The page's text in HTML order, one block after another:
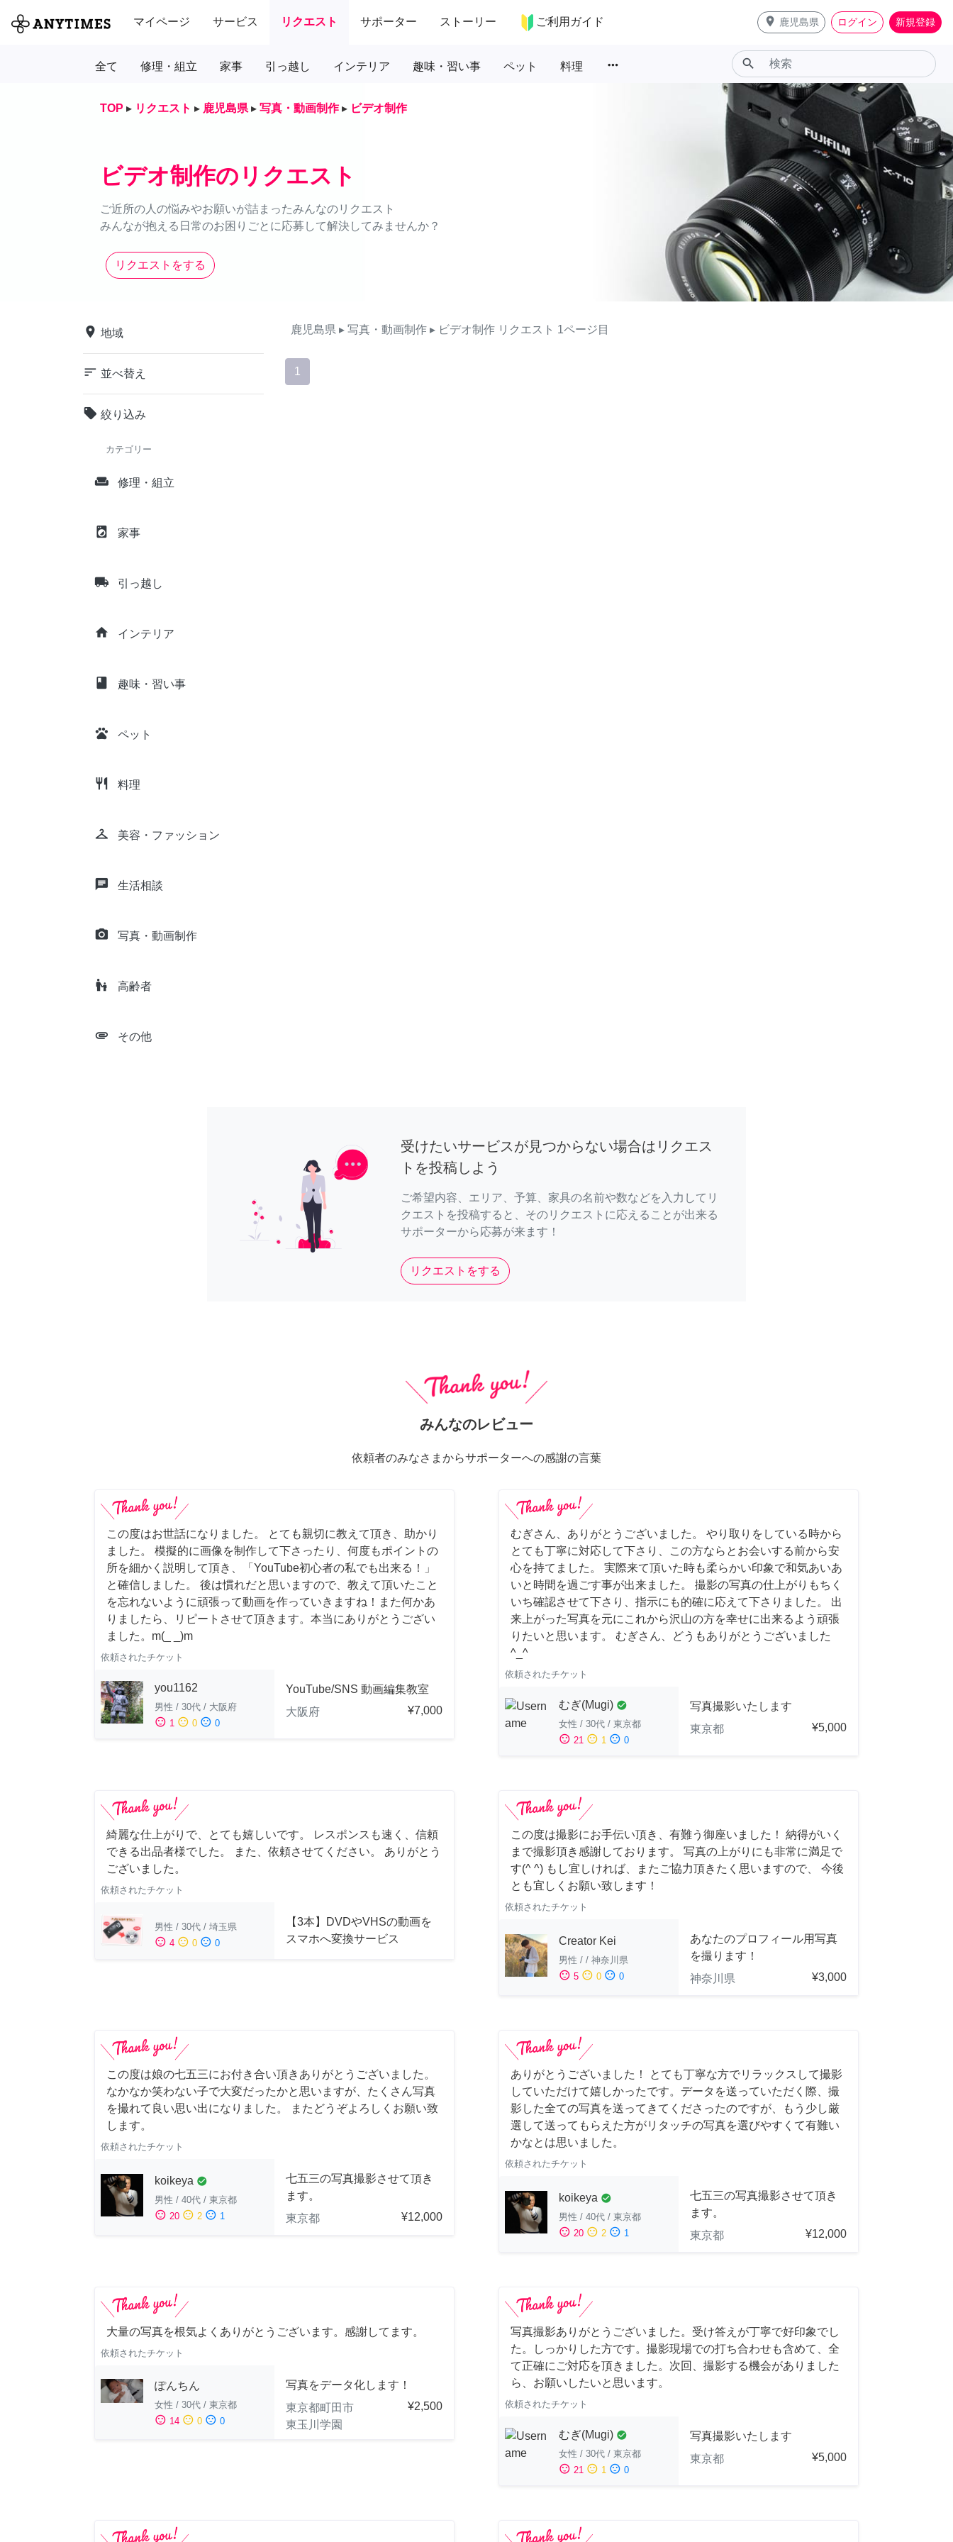
マイページ サービス リクエスト サポーター ストーリー ご利用ガイド place 鹿児島県 ログイン 新規登録
全て 修理・組立 家事 引っ越し インテリア 趣味・習い事 ペット 料理 more_horiz search
TOP ▸ リクエスト ▸ 鹿児島県 ▸ 写真・動画制作 ▸ ビデオ制作
ビデオ制作のリクエスト
ご近所の人の悩みやお願いが詰まったみんなのリクエスト
みんなが抱える日常のお困りごとに応募して解決してみませんか？
リクエストをする
place 地域
sort 並べ替え
local_offer 絞り込み
カテゴリー
weekend 修理・組立
local_laundry_service 家事
local_shipping 引っ越し
home インテリア
class 趣味・習い事
pets ペット
restaurant 料理
checkroom 美容・ファッション
chat 生活相談
camera_alt 写真・動画制作
escalator_warning 高齢者
attachment その他
鹿児島県 ▸ 写真・動画制作 ▸ ビデオ制作 リクエスト 1ページ目
1
受けたいサービスが見つからない場合はリクエス
トを投稿しよう
ご希望内容、エリア、予算、家具の名前や数などを入力してリ
クエストを投稿すると、そのリクエストに応えることが出来る
サポーターから応募が来ます！
リクエストをする
みんなのレビュー
依頼者のみなさまからサポーターへの感謝の言葉
この度はお世話になりました。 とても親切に教えて頂き、助かり
ました。 模擬的に画像を制作して下さったり、何度もポイントの
所を細かく説明して頂き、「YouTube初心者の私でも出来る！」
と確信しました。 後は慣れだと思いますので、教えて頂いたこと
を忘れないように頑張って動画を作っていきますね！また何かあ
りましたら、リピートさせて頂きます。本当にありがとうござい
ました。m(_ _)m
依頼されたチケット
you1162
男性 / 30代 / 大阪府
sentiment_satisfied 1 sentiment_neutral 0 sentiment_dissatisfied 0
YouTube/SNS 動画編集教室
大阪府
¥7,000
むぎさん、ありがとうございました。 やり取りをしている時から
とても丁寧に対応して下さり、この方ならとお会いする前から安
心を持てました。 実際来て頂いた時も柔らかい印象で和気あいあ
いと時間を過ごす事が出来ました。 撮影の写真の仕上がりもちく
いち確認させて下さり、指示にも的確に応えて下さりました。 出
来上がった写真を元にこれから沢山の方を幸せに出来るよう頑張
りたいと思います。 むぎさん、どうもありがとうございました
^_^
依頼されたチケット
むぎ(Mugi) check_circle
女性 / 30代 / 東京都
sentiment_satisfied 21 sentiment_neutral 1 sentiment_dissatisfied 0
写真撮影いたします
東京都
¥5,000
綺麗な仕上がりで、とても嬉しいです。 レスポンスも速く、信頼
できる出品者様でした。 また、依頼させてください。 ありがとう
ございました。
依頼されたチケット
男性 / 30代 / 埼玉県
sentiment_satisfied 4 sentiment_neutral 0 sentiment_dissatisfied 0
【3本】DVDやVHSの動画を
スマホへ変換サービス
この度は撮影にお手伝い頂き、有難う御座いました！ 納得がいく
まで撮影頂き感謝しております。 写真の上がりにも非常に満足で
す(^ ^) もし宜しければ、またご協力頂きたく思いますので、 今後
とも宜しくお願い致します！
依頼されたチケット
Creator Kei
男性 / / 神奈川県
sentiment_satisfied 5 sentiment_neutral 0 sentiment_dissatisfied 0
あなたのプロフィール用写真
を撮ります！
神奈川県
¥3,000
この度は娘の七五三にお付き合い頂きありがとうございました。
なかなか笑わない子で大変だったかと思いますが、たくさん写真
を撮れて良い思い出になりました。 またどうぞよろしくお願い致
します。
依頼されたチケット
koikeya check_circle
男性 / 40代 / 東京都
sentiment_satisfied 20 sentiment_neutral 2 sentiment_dissatisfied 1
七五三の写真撮影させて頂き
ます。
東京都
¥12,000
ありがとうございました！ とても丁寧な方でリラックスして撮影
していただけて嬉しかったです。データを送っていただく際、撮
影した全ての写真を送ってきてくださったのですが、もう少し厳
選して送ってもらえた方がリタッチの写真を選びやすくて有難い
かなとは思いました。
依頼されたチケット
koikeya check_circle
男性 / 40代 / 東京都
sentiment_satisfied 20 sentiment_neutral 2 sentiment_dissatisfied 1
七五三の写真撮影させて頂き
ます。
東京都
¥12,000
大量の写真を根気よくありがとうございます。感謝してます。
依頼されたチケット
ぽんちん
女性 / 30代 / 東京都
sentiment_satisfied 14 sentiment_neutral 0 sentiment_dissatisfied 0
写真をデータ化します！
東京都町田市
東玉川学園
¥2,500
写真撮影ありがとうございました。受け答えが丁寧で好印象でし
た。しっかりした方です。撮影現場での打ち合わせも含めて、全
て正確にご対応を頂きました。次回、撮影する機会がありました
ら、お願いしたいと思います。
依頼されたチケット
むぎ(Mugi) check_circle
女性 / 30代 / 東京都
sentiment_satisfied 21 sentiment_neutral 1 sentiment_dissatisfied 0
写真撮影いたします
東京都
¥5,000